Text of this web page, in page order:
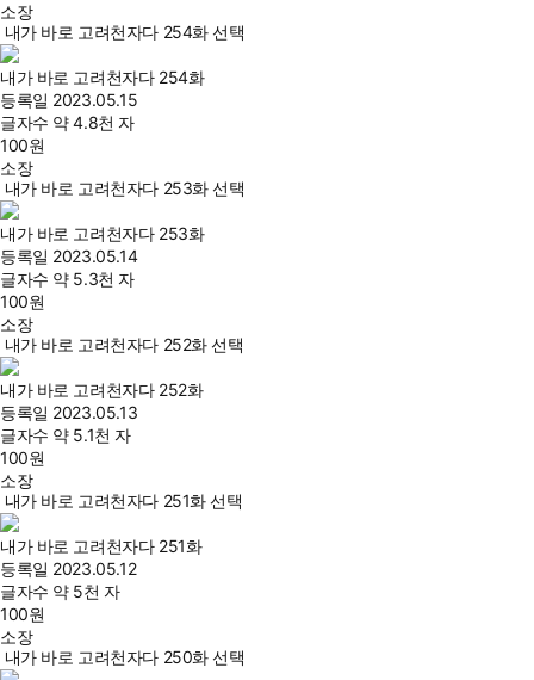
소장
내가 바로 고려천자다 254화 선택
내가 바로 고려천자다 254화
등록일 2023.05.15
글자수 약 4.8천 자
100원
소장
내가 바로 고려천자다 253화 선택
내가 바로 고려천자다 253화
등록일 2023.05.14
글자수 약 5.3천 자
100원
소장
내가 바로 고려천자다 252화 선택
내가 바로 고려천자다 252화
등록일 2023.05.13
글자수 약 5.1천 자
100원
소장
내가 바로 고려천자다 251화 선택
내가 바로 고려천자다 251화
등록일 2023.05.12
글자수 약 5천 자
100원
소장
내가 바로 고려천자다 250화 선택